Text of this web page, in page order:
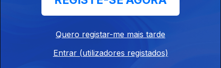
Paulo Pimenta com Diamantino José
Paulo Pimenta é fotojornalista do jornal Público há mais de 20
anos. Já recebeu vários prémios, é autor de diversos livros e
participa em exposições individuais ou de grupo. Para ele,
Quero registar-me mais tarde
Entrar (utilizadores registados)